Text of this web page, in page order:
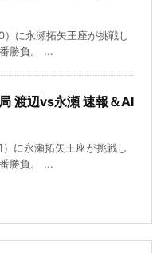
に永瀬拓矢王座が挑戦し
勝負。 ...
渡辺vs永瀬 速報＆AI
に永瀬拓矢王座が挑戦し
勝負。 ...